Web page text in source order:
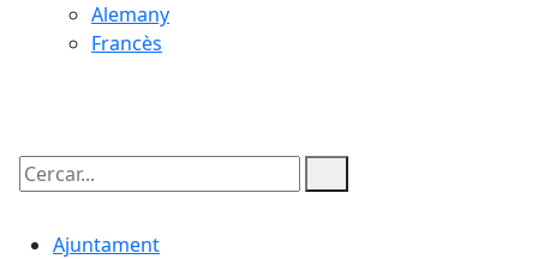
Alemany
Francès
Cercar:
Ajuntament